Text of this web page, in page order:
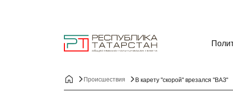
Происшествия В карету "скорой" врезался "ВАЗ"